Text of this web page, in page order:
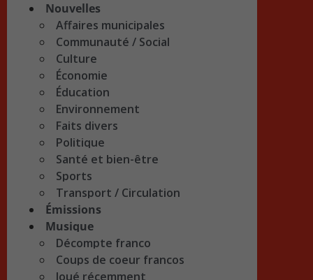
Nouvelles
Affaires municipales
Communauté / Social
Culture
Économie
Éducation
Environnement
Faits divers
Politique
Santé et bien-être
Sports
Transport / Circulation
Émissions
Musique
Décompte franco
Coups de coeur francos
Joué récemment